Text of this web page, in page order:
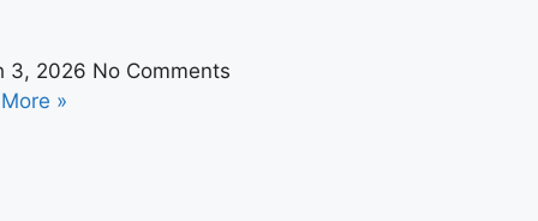
3, 2026 No Comments
»